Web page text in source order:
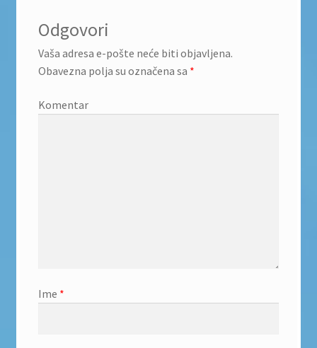
Odgovori
Vaša adresa e-pošte neće biti objavljena.
Obavezna polja su označena sa *
Komentar
Ime *